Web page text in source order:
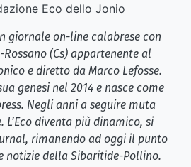
Eco dello Jonio
giornale on-line calabrese con
(Cs) appartenente al
e diretto da Marco Lefosse.
genesi nel 2014 e nasce come
Negli anni a seguire muta
diventa più dinamico, si
rimanendo ad oggi il punto
notizie della Sibaritide-Pollino.